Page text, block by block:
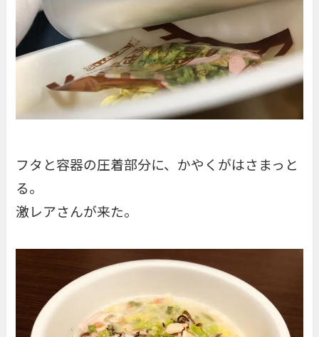
フタと容器の圧着部分に、かやくがはさまっと
る。
激レアさんが来た。